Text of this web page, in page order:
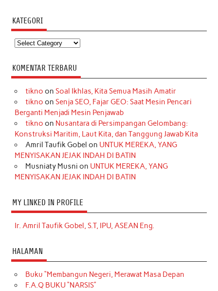
KATEGORI
Kategori
KOMENTAR TERBARU
tikno on Soal Ikhlas, Kita Semua Masih Amatir
tikno on Senja SEO, Fajar GEO: Saat Mesin Pencari
Berganti Menjadi Mesin Penjawab
tikno on Nusantara di Persimpangan Gelombang:
Konstruksi Maritim, Laut Kita, dan Tanggung Jawab Kita
Amril Taufik Gobel on UNTUK MEREKA, YANG
MENYISAKAN JEJAK INDAH DI BATIN
Musniaty Musni on UNTUK MEREKA, YANG
MENYISAKAN JEJAK INDAH DI BATIN
MY LINKED IN PROFILE
Ir. Amril Taufik Gobel, S.T, IPU, ASEAN Eng.
HALAMAN
Buku “Membangun Negeri, Merawat Masa Depan
F.A.Q BUKU “NARSIS”